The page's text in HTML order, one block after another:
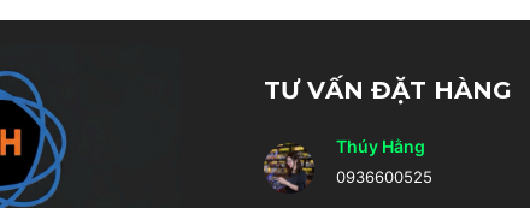
TƯ VẤN ĐẶT HÀNG
Thúy Hằng
0936600525